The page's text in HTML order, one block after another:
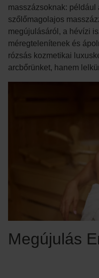
masszázsoknak:
szőlőmagolajos
megújulásáról, a hévízi
méregtelenítenek és
rózsás kozmetikai
arcbőrünket, hanem
Megújulás